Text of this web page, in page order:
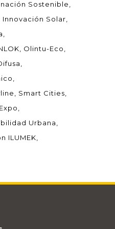
Sostenible
Innovación Solar
Olintu-Eco
Smart Cities
Urbana
ILUMEK